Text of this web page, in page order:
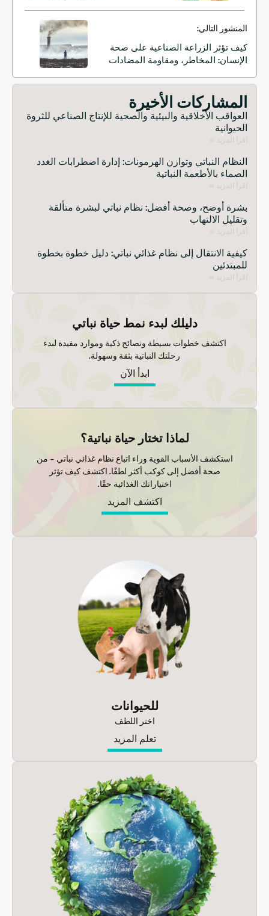
المنشور التالي:
كيف تؤثر الزراعة الصناعية على صحة
الإنسان: المخاطر، ومقاومة المضادات
المشاركات الأخيرة
العواقب الأخلاقية والبيئية والصحية للإنتاج الصناعي للثروة
الحيوانية
النظام النباتي وتوازن الهرمونات: إدارة اضطرابات الغدد
الصماء بالأطعمة النباتية
بشرة أوضح، وصحة أفضل: نظام نباتي لبشرة متألقة
وتقليل الالتهاب
كيفية الانتقال إلى نظام غذائي نباتي: دليل خطوة بخطوة
للمبتدئين
دليلك لبدء نمط حياة نباتي
اكتشف خطوات بسيطة ونصائح ذكية وموارد مفيدة لبدء
رحلتك النباتية بثقة وسهولة.
ابدأ الآن
لماذا تختار حياة نباتية؟
استكشف الأسباب القوية وراء اتباع نظام غذائي نباتي - من
صحة أفضل إلى كوكب أكثر لطفًا. اكتشف كيف تؤثر
اختياراتك الغذائية حقًا.
اكتشف المزيد
للحيوانات
اختر اللطف
تعلم المزيد